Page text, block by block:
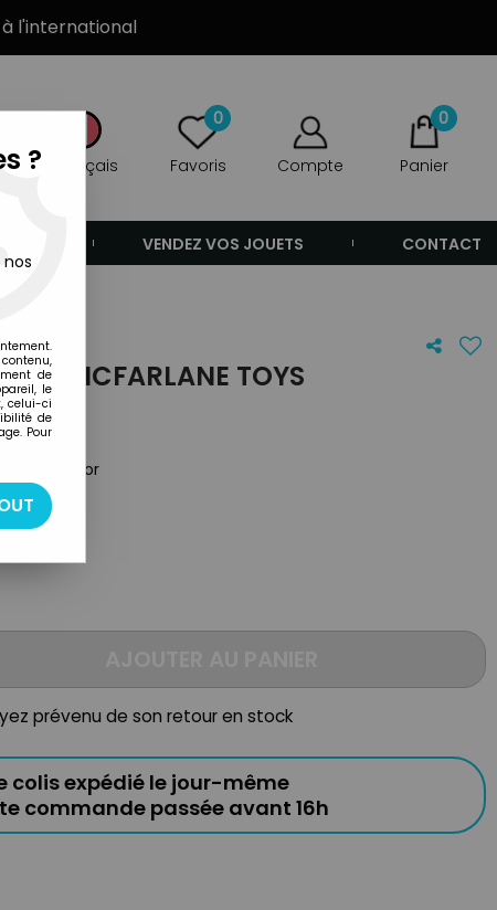
l'international
Français
0
Favoris Compte
0
Panier
VENDEZ VOS JOUETS CONTACT
- MCFARLANE TOYS
avec décor
prévenu de son retour en stock
colis expédié le jour-même
commande passée avant 16h
?
de
le
celui-ci
de
Pour